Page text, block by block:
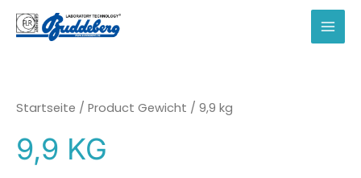
Zum
Inhalt
springen
Startseite / Product Gewicht / 9,9 kg
9,9 KG